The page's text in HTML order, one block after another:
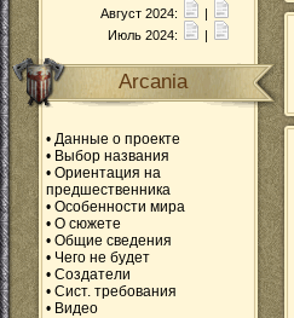
Август 2024:
|
Июль 2024:
|
Arcania
• Данные о проекте
• Выбор названия
• Ориентация на
предшественника
• Особенности мира
• О сюжете
• Общие сведения
• Чего не будет
• Создатели
• Сист. требования
• Видео